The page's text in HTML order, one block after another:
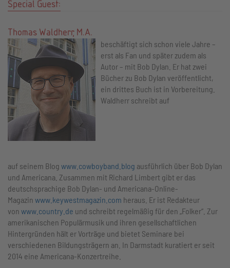
Special Guest:
Thomas Waldherr, M.A.
beschäftigt sich schon viele Jahre –
erst als Fan und später zudem als
Autor – mit Bob Dylan. Er hat zwei
Bücher zu Bob Dylan veröffentlicht,
ein drittes Buch ist in Vorbereitung.
Waldherr schreibt auf
auf seinem Blog www.cowboyband.blog ausführlich über Bob Dylan
und Americana. Zusammen mit Richard Limbert gibt er das
deutschsprachige Bob Dylan- und Americana-Online-
Magazin www.keywestmagazin.com heraus. Er ist Redakteur
von www.country.de und schreibt regelmäßig für den „Folker“. Zur
amerikanischen Populärmusik und ihren gesellschaftlichen
Hintergründen hält er Vorträge und bietet Seminare bei
verschiedenen Bildungsträgern an. In Darmstadt kuratiert er seit
2014 eine Americana-Konzertreihe.